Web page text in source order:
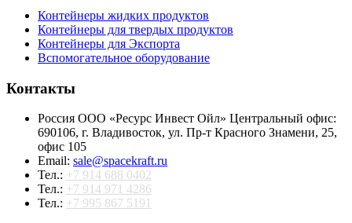
Контейнеры жидких продуктов
Контейнеры для твердых продуктов
Контейнеры для Экспорта
Вспомогательное оборудование
Контакты
Россия ООО «Ресурс Инвест Ойл» Центральный офис:
690106, г. Владивосток, ул. Пр-т Красного Знамени, 25,
офис 105
Email: sale@spacekraft.ru
Тел.: +7 914 688 0402
Тел.: +7 914 971 4286
Тел.: +7 995 867 5191